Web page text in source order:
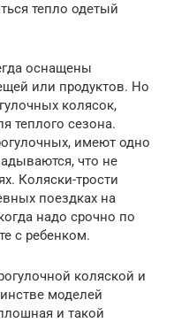
тепло одетый
оснащены
или продуктов. Но
колясок,
теплого сезона.
имеют одно
что не
Коляски-трости
поездках на
надо срочно по
с ребенком.
коляской и
моделей
и такой